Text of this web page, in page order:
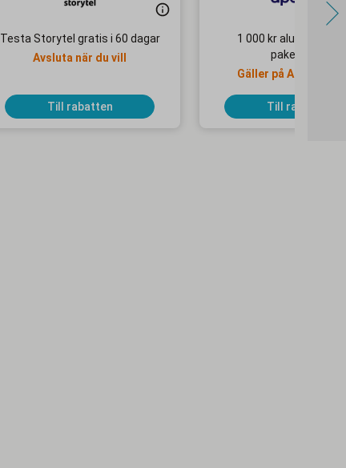
Testa Storytel gratis i 60 dagar
Avsluta när du vill
Till rabatten
1 000 kr
paketresor
Gäller på Apollo
Till rabatten